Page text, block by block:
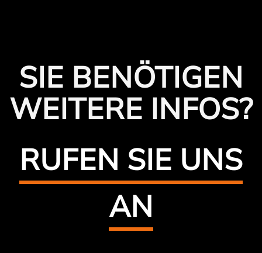
SIE BENÖTIGEN
WEITERE INFOS?
RUFEN SIE UNS
AN